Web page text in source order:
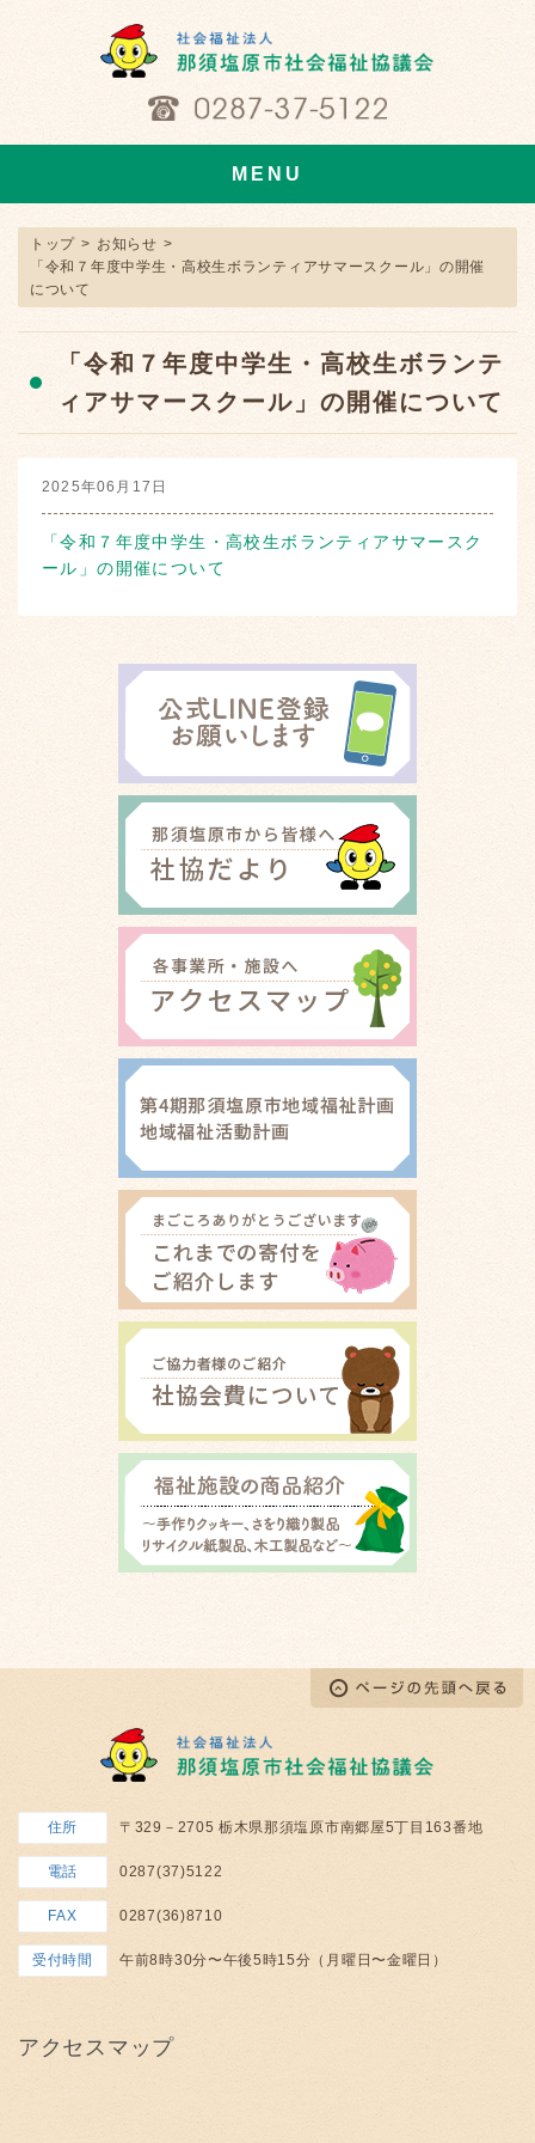
MENU
トップ > お知らせ >
「令和７年度中学生・高校生ボランティアサマースクール」の開催
について
「令和７年度中学生・高校生ボランテ
ィアサマースクール」の開催について
2025年06月17日
「令和７年度中学生・高校生ボランティアサマースク
ール」の開催について
住所 〒329－2705 栃木県那須塩原市南郷屋5丁目163番地
電話 0287(37)5122
FAX 0287(36)8710
受付時間 午前8時30分〜午後5時15分（月曜日〜金曜日）
アクセスマップ